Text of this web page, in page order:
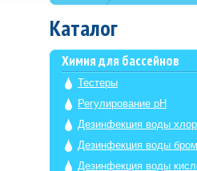
Каталог
Химия для бассейнов
Тестеры
Регулирование pH
Дезинфекция воды
Дезинфекция воды
Дезинфекция воды